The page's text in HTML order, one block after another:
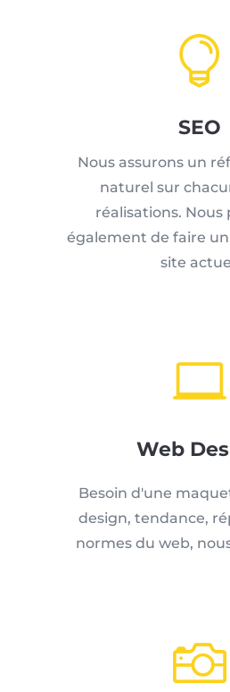

SEO
Nous assurons un
naturel sur
réalisations. Nous
également de faire
site

Web
Besoin d'une
design, tendance,
normes du web,
